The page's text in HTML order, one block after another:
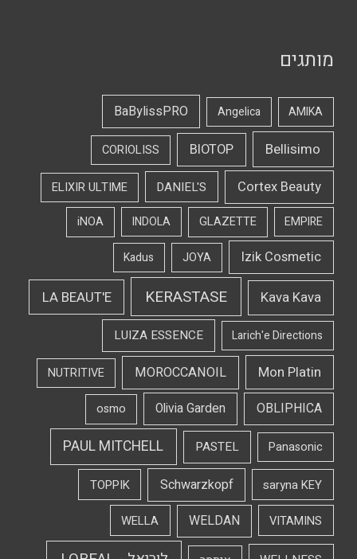
מותגים
AMIKA
Angelica
BaBylissPRO
Bellisimo
BIOTOP
CORIOLISS
Cortex Beauty
DANIEL'S
ELIXIR ULTIME
EMPIRE
GLAZETTE
INDOLA
iNOA
Izik Cosmetic
JOYA
Kadus
Kava Kava
KERASTASE
LA BEAUT'E
Larich'e Directions
LUIZA ESSENCE
Mon Platin
MOROCCANOIL
NUTRITIVE
OBLIPHICA
Olivia Garden
osmo
Panasonic
PASTEL
PAUL MITCHELL
saryna KEY
Schwarzkopf
TOPPIK
VITAMINS
WELDAN
WELLA